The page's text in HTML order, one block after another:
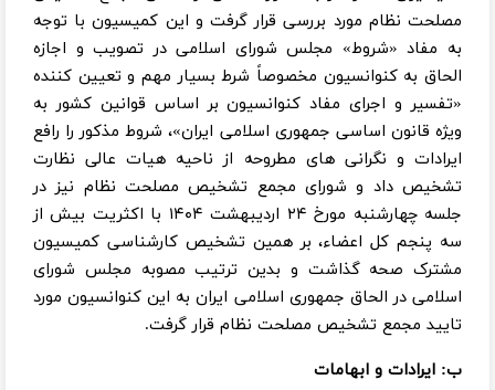
مصلحت نظام مورد بررسی قرار گرفت و این کمیسیون با توجه
به مفاد «شروط» مجلس شورای اسلامی در تصویب و اجازه
الحاق به کنوانسیون مخصوصاً شرط بسیار مهم و تعیین کننده
«تفسیر و اجرای مفاد کنوانسیون بر اساس قوانین کشور به
ویژه قانون اساسی جمهوری اسلامی ایران»، شروط مذکور را رافع
ایرادات و نگرانی های مطروحه از ناحیه هیات عالی نظارت
تشخیص داد و شورای مجمع تشخیص مصلحت نظام نیز در
جلسه چهارشنبه مورخ ۲۴ اردیبهشت ۱۴۰۴ با اکثریت بیش از
سه پنجم کل اعضاء، بر همین تشخیص کارشناسی کمیسیون
مشترک صحه گذاشت و بدین ترتیب مصوبه مجلس شورای
اسلامی در الحاق جمهوری اسلامی ایران به این کنوانسیون مورد
تایید مجمع تشخیص مصلحت نظام قرار گرفت.
ب: ایرادات و ابهامات